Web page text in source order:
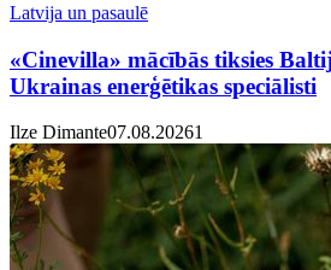
Latvija un pasaulē
«Cinevilla» mācībās tiksies
Ukrainas enerģētikas speciālisti
Ilze Dimante07.08.20261